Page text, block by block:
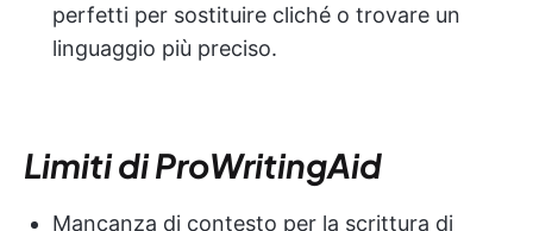
perfetti per sostituire cliché o trovare un
linguaggio più preciso.
Limiti di ProWritingAid
Mancanza di contesto per la scrittura di